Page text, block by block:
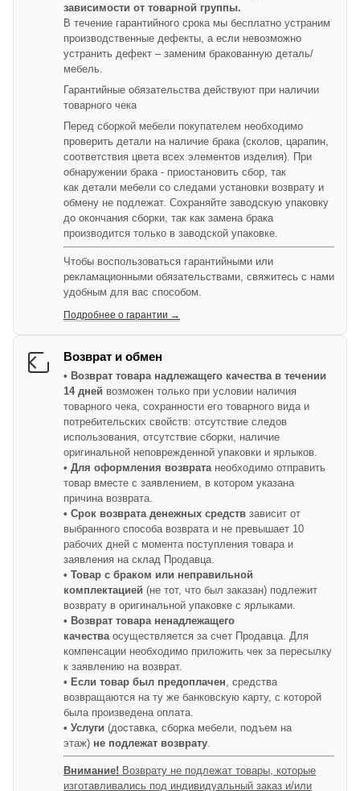
зависимости от товарной группы.
В течение гарантийного срока мы бесплатно устраним
производственные дефекты, а если невозможно
устранить дефект – заменим бракованную деталь/
мебель.
Гарантийные обязательства действуют при наличии
товарного чека
Перед сборкой мебели покупателем необходимо
проверить детали на наличие брака (сколов, царапин,
соответствия цвета всех элементов изделия). При
обнаружении брака - приостановить сбор, так
как детали мебели со следами установки возврату и
обмену не подлежат. Сохраняйте заводскую упаковку
до окончания сборки, так как замена брака
производится только в заводской упаковке.
Чтобы воспользоваться гарантийными или
рекламационными обязательствами, свяжитесь с нами
удобным для вас способом.
Подробнее о гарантии →
Возврат и обмен
• Возврат товара надлежащего качества в течении
14 дней возможен только при условии наличия
товарного чека, сохранности его товарного вида и
потребительских свойств: отсутствие следов
использования, отсутствие сборки, наличие
оригинальной неповрежденной упаковки и ярлыков.
• Для оформления возврата необходимо отправить
товар вместе с заявлением, в котором указана
причина возврата.
• Срок возврата денежных средств зависит от
выбранного способа возврата и не превышает 10
рабочих дней с момента поступления товара и
заявления на склад Продавца.
• Товар с браком или неправильной
комплектацией (не тот, что был заказан) подлежит
возврату в оригинальной упаковке с ярлыками.
• Возврат товара ненадлежащего
качества осуществляется за счет Продавца. Для
компенсации необходимо приложить чек за пересылку
к заявлению на возврат.
• Если товар был предоплачен , средства
возвращаются на ту же банковскую карту, с которой
была произведена оплата.
• Услуги (доставка, сборка мебели, подъем на
этаж) не подлежат возврату
Внимание! Возврату не подлежат товары, которые
изготавливались под индивидуальный заказ и/или